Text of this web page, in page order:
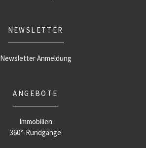
NEWSLETTER
Newsletter Anmeldung
ANGEBOTE
Immobilien
360°-Rundgänge